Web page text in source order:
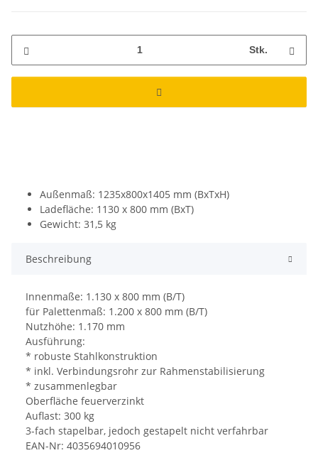
Stk.
Außenmaß: 1235x800x1405 mm (BxTxH)
Ladefläche: 1130 x 800 mm (BxT)
Gewicht: 31,5 kg
Beschreibung
Innenmaße: 1.130 x 800 mm (B/T)
für Palettenmaß: 1.200 x 800 mm (B/T)
Nutzhöhe: 1.170 mm
Ausführung:
* robuste Stahlkonstruktion
* inkl. Verbindungsrohr zur Rahmenstabilisierung
* zusammenlegbar
Oberfläche feuerverzinkt
Auflast: 300 kg
3-fach stapelbar, jedoch gestapelt nicht verfahrbar
EAN-Nr: 4035694010956